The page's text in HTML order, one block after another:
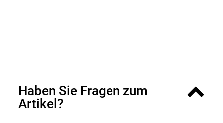
Haben Sie Fragen zum
Artikel?